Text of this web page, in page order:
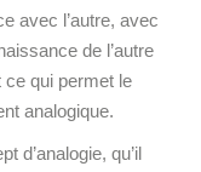
avec l’autre, avec
de l’autre
qui permet le
analogique.
d’analogie, qu’il